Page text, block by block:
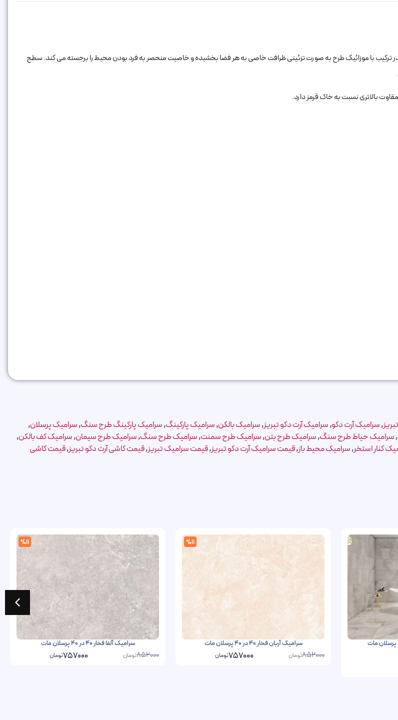
ساده می باشد که در ترکیب با موزائیک طرح به صورت تزئینی ظرافت خاصی به هر فضا بخشیده و خاصیت منحصر به فرد بودن محیط را برجسته می کند. سطح
بالاتری نسبت به خاک قرمز دارد.
,سرامیک آرت دکو,سرامیک آرت دکو تبریز,سرامیک بالکن,سرامیک پارکینگ,سرامیک پارکینگ طرح سنگ,سرامیک پرسلان,
,سرامیک حیاط طرح سنگ,سرامیک طرح بتن,سرامیک طرح سمنت,سرامیک طرح سنگ,سرامیک طرح سیمان,سرامیک کف بالکن,
کنار استخر,سرامیک محیط باز,قیمت سرامیک آرت دکو تبریز,قیمت سرامیک تبریز,قیمت کاشی آرت دکو تبریز,قیمت کاشی
%11
سرامیک آربان فخار 40 در 40 پرسلان مات
852000تومان 757000تومان
%11
سرامیک آلفا فخار 40 در 40 پرسلان مات
852000تومان 757000تومان